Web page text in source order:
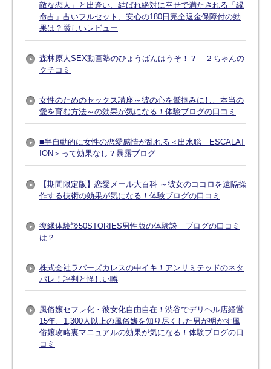
敵な恋人」と出逢い、結ばれ絶対に幸せで満たされる「縁
命占」占いフルセット、安心の180日完全返金保障付の効
果は？厳しいレビュー
森林原人SEX動画塾のひょうばんはうそ！？ ２ちゃんの
クチコミ
女性のためのセックス講座～彼の心を鷲掴みにし、本当の
愛を育む方法～の効果が気になる！体験ブログの口コミ
■半自動的に女性の恋愛感情が乱れる＜出水聡 ESCALAT
ION＞って効果なし？暴露ブログ
【期間限定版】恋愛メール大百科 ～彼女のココロを遠隔操
作する技術の効果が気になる！体験ブログの口コミ
復縁体験談50STORIES男性版の体験談 ブログの口コミ
は？
株式会社ラバーズカレスの中イキ！アンリミテッドのネタ
バレ！評判と怪しい噂
風俗嬢セフレ化・彼女化自由自在！渋谷でデリヘル店経営
15年、1,300人以上の風俗嬢を知り尽くした男が明かす風
俗嬢攻略裏マニュアルの効果が気になる！体験ブログの口
コミ